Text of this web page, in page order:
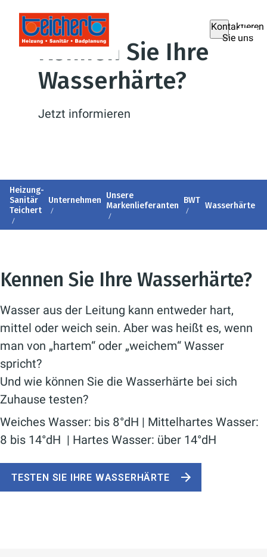
Kontaktieren
Sie uns
Kennen Sie Ihre
Wasserhärte?
Jetzt informieren
Heizung-
Sanitär
Teichert
Unternehmen Unsere
Markenlieferanten BWT Wasserhärte
Kennen Sie Ihre Wasserhärte?
Wasser aus der Leitung kann entweder hart,
mittel oder weich sein. Aber was heißt es, wenn
man von „hartem“ oder „weichem“ Wasser
spricht?
Und wie können Sie die Wasserhärte bei sich
Zuhause testen?
Weiches Wasser: bis 8°dH | Mittelhartes Wasser:
8 bis 14°dH | Hartes Wasser: über 14°dH
TESTEN SIE IHRE WASSERHÄRTE